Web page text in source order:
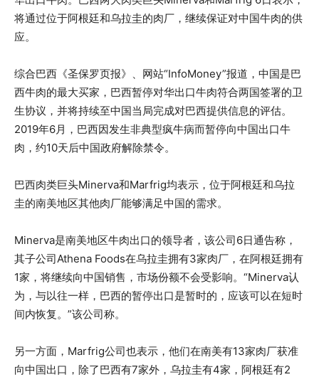
将通过位于阿根廷和乌拉圭的肉厂，继续保证对中国牛肉的供
应。
综合巴西《圣保罗页报》、网站“InfoMoney”报道，中国是巴
西牛肉的最大买家，巴西暂停对华出口牛肉符合两国签署的卫
生协议，并将持续至中国当局完成对巴西提供信息的评估。
2019年6月，巴西因发生非典型疯牛病而暂停向中国出口牛
肉，约10天后中国政府解除禁令。
巴西肉类巨头Minerva和Marfrig均表示，位于阿根廷和乌拉
圭的南美地区其他肉厂能够满足中国的需求。
Minerva是南美地区牛肉出口的领导者，该公司6日通告称，
其子公司Athena Foods在乌拉圭拥有3家肉厂，在阿根廷拥有
1家，将继续向中国销售，市场份额不会受影响。“Minerva认
为，与以往一样，巴西的暂停出口是暂时的，应该可以在短时
间内恢复。”该公司称。
另一方面，Marfrig公司也表示，他们在南美有13家肉厂获准
向中国出口，除了巴西有7家外，乌拉圭有4家，阿根廷有2